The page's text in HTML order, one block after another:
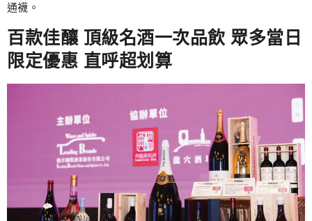
通襪。
百款佳釀 頂級名酒一次品飲 眾多當日
限定優惠 直呼超划算